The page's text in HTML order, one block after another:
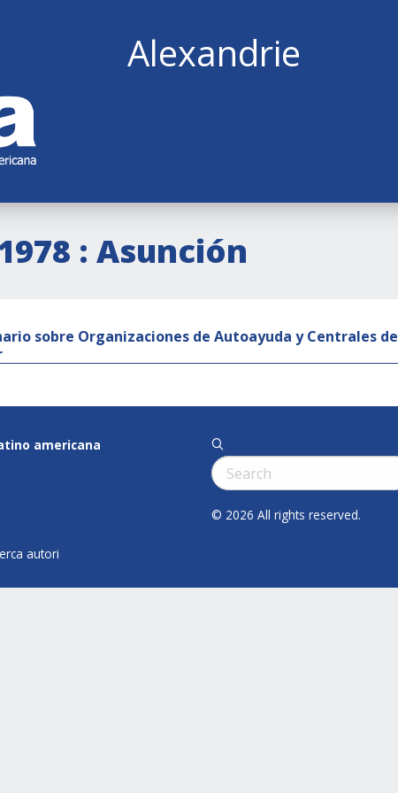
Alexandrie
: Asunción
sobre Organizaciones de Autoayuda y Centrales
americana
autori
q
Cerca:
© 2026 All rights reserved.